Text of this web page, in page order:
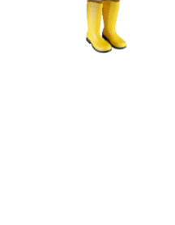
IMBRACAMINTE ESD
IMBRACAMINTE IGNIFUGATA,